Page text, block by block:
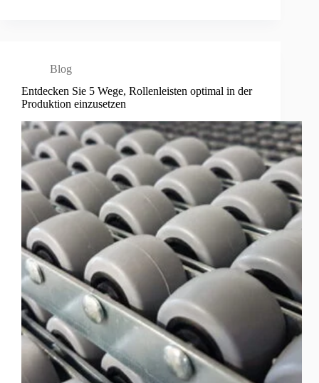
Blog
Entdecken Sie 5 Wege, Rollenleisten optimal in der
Produktion einzusetzen